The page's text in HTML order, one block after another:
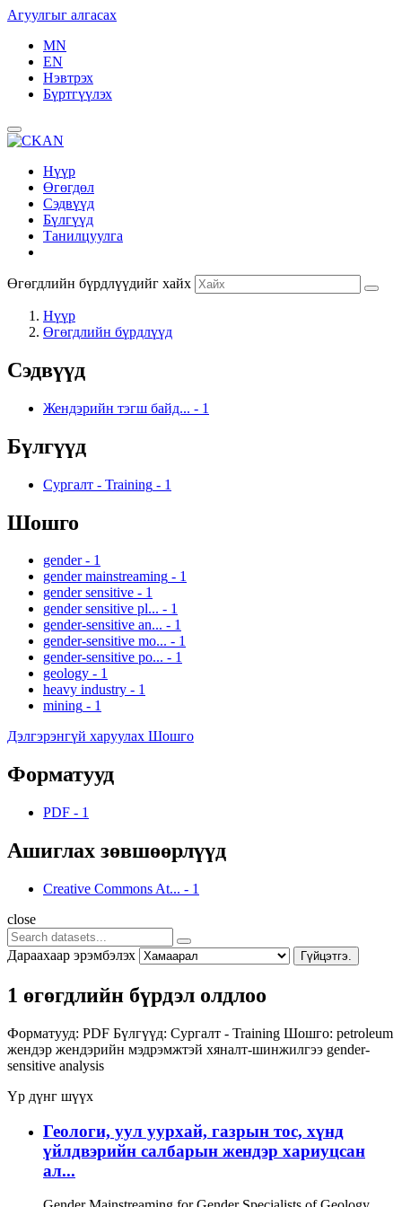
Агуулгыг алгасах
MN
EN
Нэвтрэх
Бүртгүүлэх
Нүүр
Өгөгдөл
Сэдвүүд
Бүлгүүд
Танилцуулга
Өгөгдлийн бүрдлүүдийг хайх
Нүүр
Өгөгдлийн бүрдлүүд
Сэдвүүд
Жендэрийн тэгш байд... - 1
Бүлгүүд
Сургалт - Training - 1
Шошго
gender - 1
gender mainstreaming - 1
gender sensitive - 1
gender sensitive pl... - 1
gender-sensitive an... - 1
gender-sensitive mo... - 1
gender-sensitive po... - 1
geology - 1
heavy industry - 1
mining - 1
Дэлгэрэнгүй харуулах Шошго
Форматууд
PDF - 1
Ашиглах зөвшөөрлүүд
Creative Commons At... - 1
close
Дараахаар эрэмбэлэх Гүйцэтгэ.
1 өгөгдлийн бүрдэл олдлоо
Форматууд: PDF Бүлгүүд: Сургалт - Training Шошго: petroleum
жендэр жендэрийн мэдрэмжтэй хяналт-шинжилгээ gender-
sensitive analysis
Үр дүнг шүүх
Геологи, уул уурхай, газрын тос, хүнд
үйлдвэрийн салбарын жендэр хариуцсан
ал...